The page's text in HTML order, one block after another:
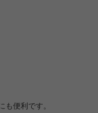
も便利です。